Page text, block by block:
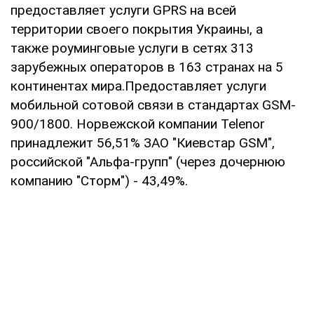
предоставляет услуги GPRS на всей
территории своего покрытия Украины, а
также роуминговые услуги в сетях 313
зарубежных операторов в 163 странах на 5
континентах мира.Предоставляет услуги
мобильной сотовой связи в стандартах GSM-
900/1800. Норвежской компании Telenor
принадлежит 56,51% ЗАО "Киевстар GSM",
российской "Альфа-групп" (через дочернюю
компанию "Сторм") - 43,49%.